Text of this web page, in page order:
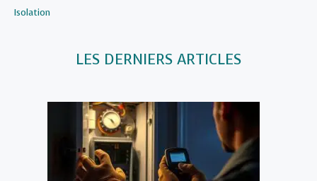
Par rapport à
Isolation
LES DERNIERS ARTICLES